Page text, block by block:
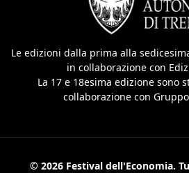
Le edizioni dalla prima alla
in collaborazione con
La 17 e 18esima edizione sono
collaborazione con
© 2026 Festival dell'Economia.